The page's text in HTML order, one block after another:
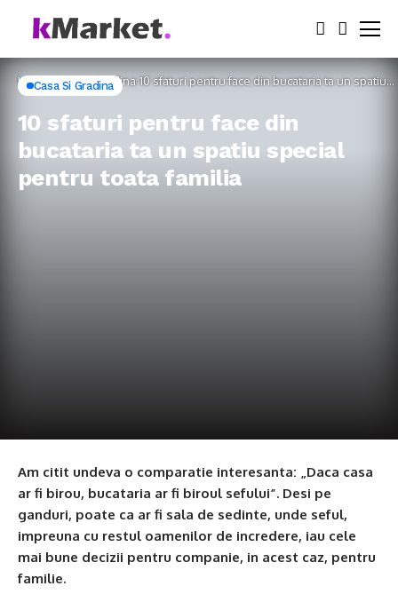
Home Casa si Gradina 10 sfaturi pentru face din bucataria ta un spatiu
Casa Si Gradina
10 sfaturi pentru face din
bucataria ta un spatiu special
pentru toata familia
Am citit undeva o comparatie interesanta: „Daca casa
ar fi birou, bucataria ar fi biroul sefului”. Desi pe
ganduri, poate ca ar fi sala de sedinte, unde seful,
impreuna cu restul oamenilor de incredere, iau cele
mai bune decizii pentru companie, in acest caz, pentru
familie.